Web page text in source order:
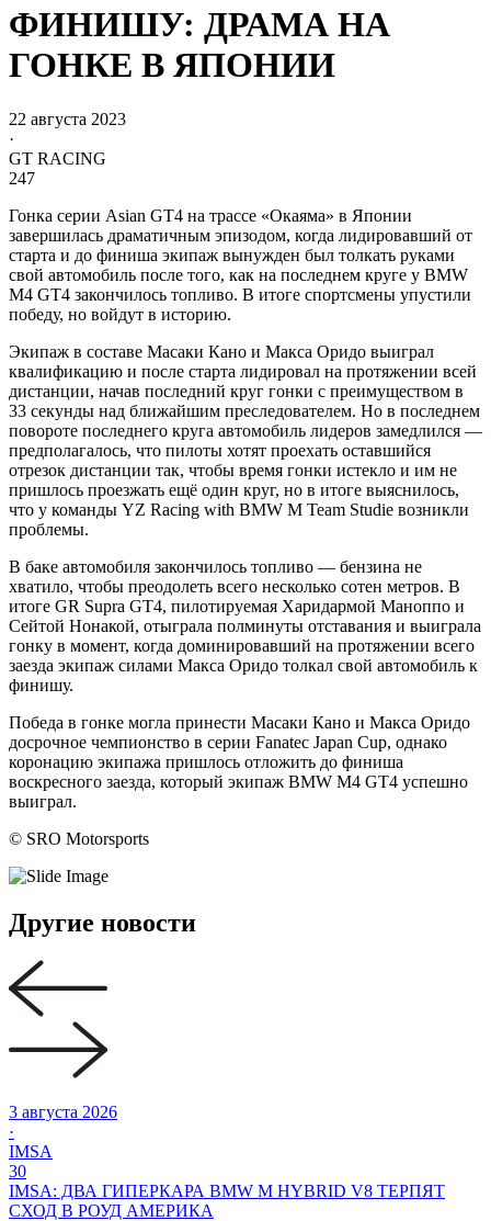
ФИНИШУ: ДРАМА НА
ГОНКЕ В ЯПОНИИ
22 августа 2023
·
GT RACING
247
Гонка серии Asian GT4 на трассе «Окаяма» в Японии
завершилась драматичным эпизодом, когда лидировавший от
старта и до финиша экипаж вынужден был толкать руками
свой автомобиль после того, как на последнем круге у BMW
M4 GT4 закончилось топливо. В итоге спортсмены упустили
победу, но войдут в историю.
Экипаж в составе Масаки Кано и Макса Оридо выиграл
квалификацию и после старта лидировал на протяжении всей
дистанции, начав последний круг гонки с преимуществом в
33 секунды над ближайшим преследователем. Но в последнем
повороте последнего круга автомобиль лидеров замедлился —
предполагалось, что пилоты хотят проехать оставшийся
отрезок дистанции так, чтобы время гонки истекло и им не
пришлось проезжать ещё один круг, но в итоге выяснилось,
что у команды YZ Racing with BMW M Team Studie возникли
проблемы.
В баке автомобиля закончилось топливо — бензина не
хватило, чтобы преодолеть всего несколько сотен метров. В
итоге GR Supra GT4, пилотируемая Харидармой Маноппо и
Сейтой Нонакой, отыграла полминуты отставания и выиграла
гонку в момент, когда доминировавший на протяжении всего
заезда экипаж силами Макса Оридо толкал свой автомобиль к
финишу.
Победа в гонке могла принести Масаки Кано и Макса Оридо
досрочное чемпионство в серии Fanatec Japan Cup, однако
коронацию экипажа пришлось отложить до финиша
воскресного заезда, который экипаж BMW M4 GT4 успешно
выиграл.
© SRO Motorsports
Другие новости
3 августа 2026
·
IMSA
30
IMSA: ДВА ГИПЕРКАРА BMW M HYBRID V8 ТЕРПЯТ
СХОД В РОУД АМЕРИКА